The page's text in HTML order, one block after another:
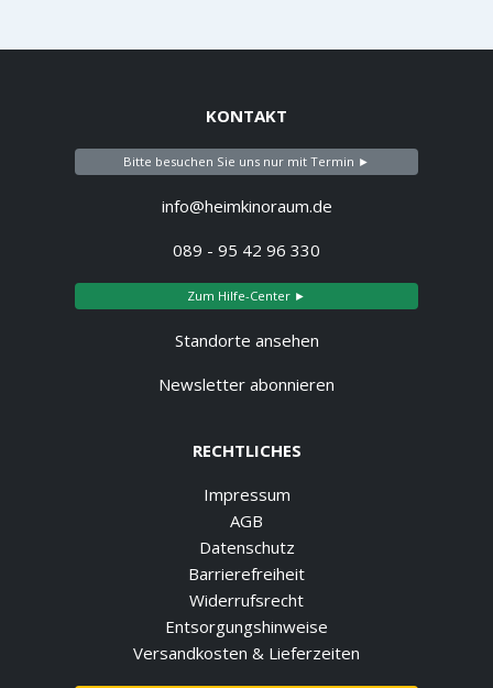
KONTAKT
Bitte besuchen Sie uns nur mit Termin ►
info@heimkinoraum.de
089 - 95 42 96 330
Zum Hilfe-Center ►
Standorte ansehen
Newsletter abonnieren
RECHTLICHES
Impressum
AGB
Datenschutz
Barrierefreiheit
Widerrufsrecht
Entsorgungshinweise
Versandkosten & Lieferzeiten